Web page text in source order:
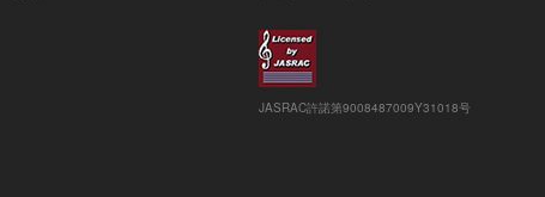
JASRAC許諾第9008487009Y31018号